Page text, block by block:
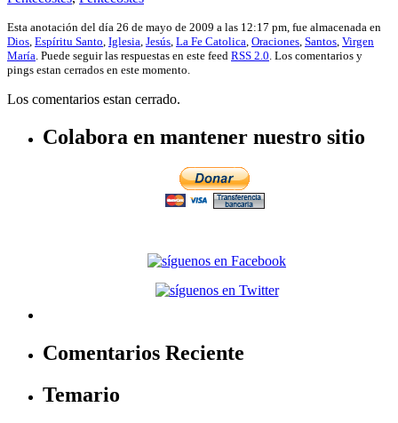
Esta anotación del día 26 de mayo de 2009 a las 12:17 pm, fue almacenada en
Dios, Espíritu Santo, Iglesia, Jesús, La Fe Catolica, Oraciones, Santos, Virgen
María. Puede seguir las respuestas en este feed RSS 2.0. Los comentarios y
pings estan cerrados en este momento.
Los comentarios estan cerrado.
Colabora en mantener nuestro sitio
Comentarios Reciente
Temario